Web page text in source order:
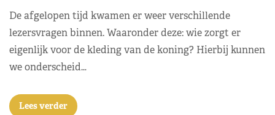
De afgelopen tijd kwamen er weer verschillende
lezersvragen binnen. Waaronder deze: wie zorgt er
eigenlijk voor de kleding van de koning? Hierbij kunnen
we onderscheid…
Lees verder